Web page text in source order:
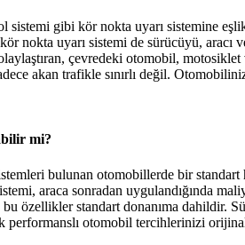
sistemi gibi kör nokta uyarı sistemine
nokta uyarı sistemi de sürücüyü,
çevredeki otomobil,
akan trafikle sınırlı değil.
mi?
bulunan otomobillerde bir
araca sonradan uygulandığında
özellikler standart donanıma dahildir.
otomobil tercihlerinizi